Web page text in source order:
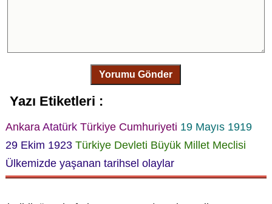
Yorumu Gönder
Yazı Etiketleri :
Ankara Atatürk Türkiye Cumhuriyeti 19 Mayıs 1919
29 Ekim 1923 Türkiye Devleti Büyük Millet Meclisi
Ülkemizde yaşanan tarihsel olaylar